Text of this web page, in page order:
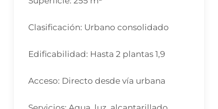
Clasificación: Urbano consolidado
Edificabilidad: Hasta 2 plantas 1,9
Acceso: Directo desde vía urbana